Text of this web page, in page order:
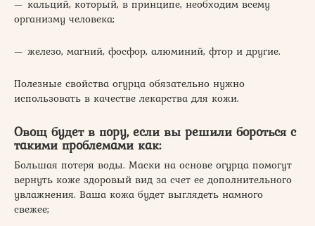
— кальций, который, в принципе, необходим всему
организму человека;
— железо, магний, фосфор, алюминий, фтор и другие.
Полезные свойства огурца обязательно нужно
использовать в качестве лекарства для кожи.
Овощ будет в пору, если вы решили бороться с
такими проблемами как:
Большая потеря воды. Маски на основе огурца помогут
вернуть коже здоровый вид за счет ее дополнительного
увлажнения. Ваша кожа будет выглядеть намного
свежее;